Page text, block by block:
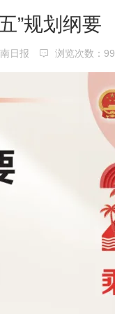
”规划纲要
日报 浏览次数：